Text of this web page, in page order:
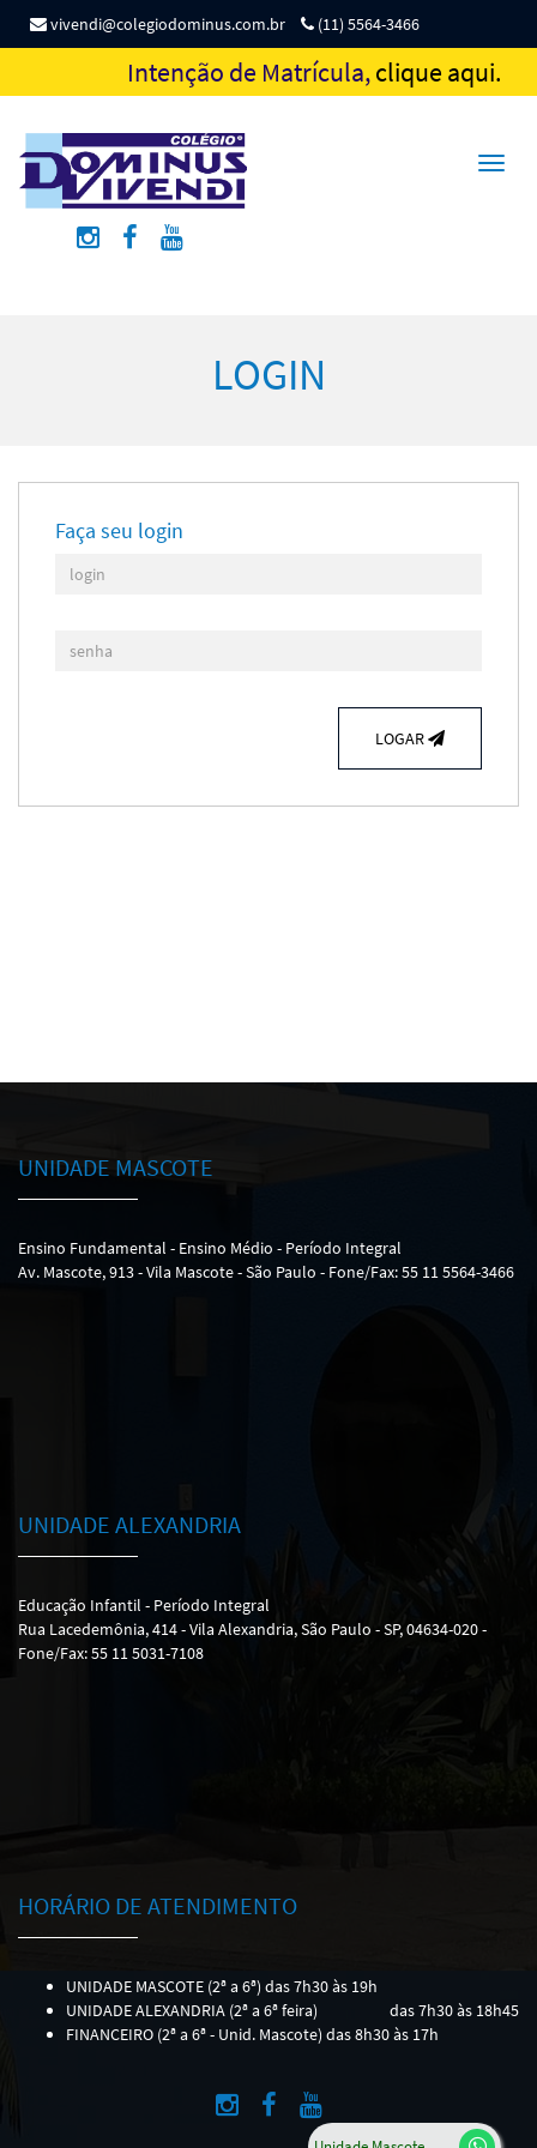
vivendi@colegiodominus.com.br (11) 5564-3466
Intenção de Matrícula,clique aqui.
Toggle
LOGIN
Faça seu login
LOGAR
UNIDADE MASCOTE
Ensino Fundamental - Ensino Médio - Período Integral
Av. Mascote, 913 - Vila Mascote - São Paulo - Fone/Fax: 55 11 5564-3466
UNIDADE ALEXANDRIA
Educação Infantil - Período Integral
Rua Lacedemônia, 414 - Vila Alexandria, São Paulo - SP, 04634-020 -
Fone/Fax: 55 11 5031-7108
HORÁRIO DE ATENDIMENTO
UNIDADE MASCOTE (2ª a 6ª) das 7h30 às 19h
UNIDADE ALEXANDRIA (2ª a 6ª feira)
das 7h30 às 18h45
FINANCEIRO (2ª a 6ª - Unid. Mascote) das 8h30 às 17h